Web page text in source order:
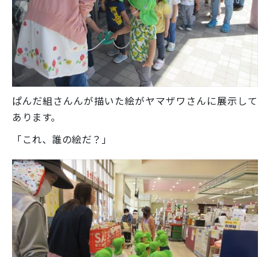
ぱんだ組さんんが描いた絵がヤマザワさんに展示して
あります。
「これ、誰の絵だ？」